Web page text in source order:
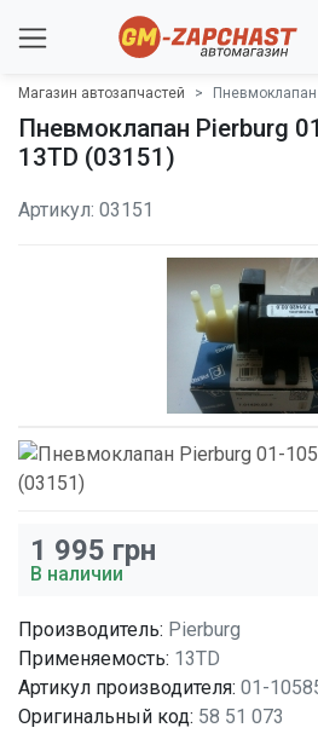
Магазин автозапчастей
Пневмоклапан Pierburg
13TD (03151)
Артикул: 03151
1 995 грн
В наличии
Производитель: Pierburg
Применяемость: 13TD
Артикул производителя: 01-
Оригинальный код: 58 51 073